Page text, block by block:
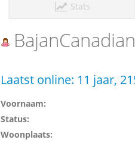
Stats
BajanCanadian
Laatst online: 11 jaar,
Voornaam:
Status:
Woonplaats: